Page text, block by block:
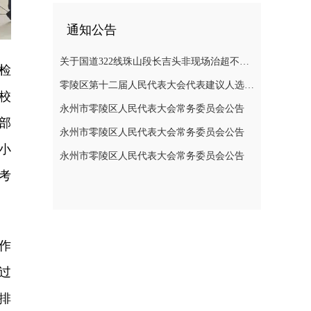
通知公告
关于国道322线珠山段长吉头非现场治超不停车检测系统维修半封闭道路施工的通告
零陵区第十二届人民代表大会代表建议人选公示公告
永州市零陵区人民代表大会常务委员会公告
永州市零陵区人民代表大会常务委员会公告
永州市零陵区人民代表大会常务委员会公告